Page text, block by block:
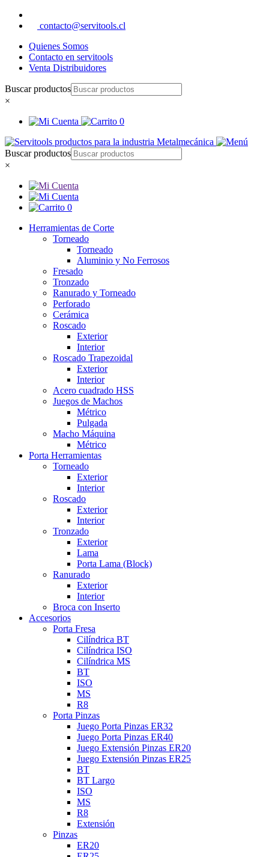
contacto@servitools.cl
Quienes Somos
Contacto en servitools
Venta Distribuidores
Buscar productos
×
0
Buscar productos
×
0
Herramientas de Corte
Torneado
Torneado
Aluminio y No Ferrosos
Fresado
Tronzado
Ranurado y Torneado
Perforado
Cerámica
Roscado
Exterior
Interior
Roscado Trapezoidal
Exterior
Interior
Acero cuadrado HSS
Juegos de Machos
Métrico
Pulgada
Macho Máquina
Métrico
Porta Herramientas
Torneado
Exterior
Interior
Roscado
Exterior
Interior
Tronzado
Exterior
Lama
Porta Lama (Block)
Ranurado
Exterior
Interior
Broca con Inserto
Accesorios
Porta Fresa
Cilíndrica BT
Cilíndrica ISO
Cilíndrica MS
BT
ISO
MS
R8
Porta Pinzas
Juego Porta Pinzas ER32
Juego Porta Pinzas ER40
Juego Extensión Pinzas ER20
Juego Extensión Pinzas ER25
BT
BT Largo
ISO
MS
R8
Extensión
Pinzas
ER20